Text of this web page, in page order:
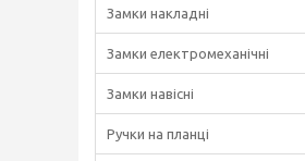
Замки накладні
Замки електромеханічні
Замки навісні
Ручки на планці